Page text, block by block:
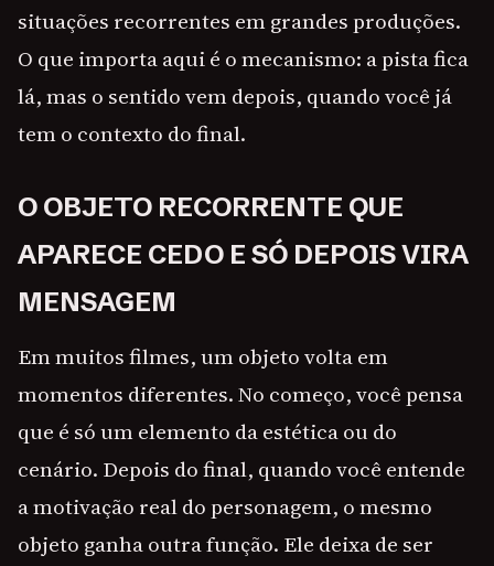
situações recorrentes em grandes produções.
O que importa aqui é o mecanismo: a pista fica
lá, mas o sentido vem depois, quando você já
tem o contexto do final.
O OBJETO RECORRENTE QUE
APARECE CEDO E SÓ DEPOIS VIRA
MENSAGEM
Em muitos filmes, um objeto volta em
momentos diferentes. No começo, você pensa
que é só um elemento da estética ou do
cenário. Depois do final, quando você entende
a motivação real do personagem, o mesmo
objeto ganha outra função. Ele deixa de ser